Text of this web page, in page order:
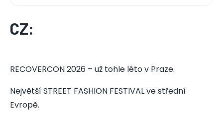
CZ:
RECOVERCON 2026 – už tohle léto v Praze.
Největší STREET FASHION FESTIVAL ve střední
Evropě.